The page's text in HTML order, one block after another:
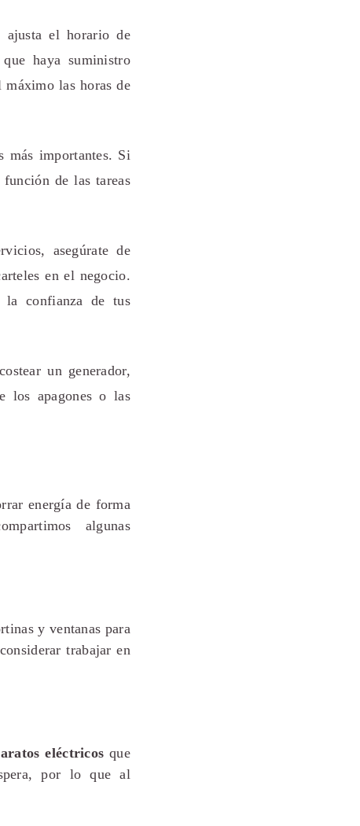
ajusta el horario de
haya suministro
las horas de
más importantes. Si
de las tareas
asegúrate de
en el negocio.
la confianza de tus
un generador,
los apagones o las
energía de forma
algunas
y ventanas para
trabajar en
eléctricos que
por lo que al